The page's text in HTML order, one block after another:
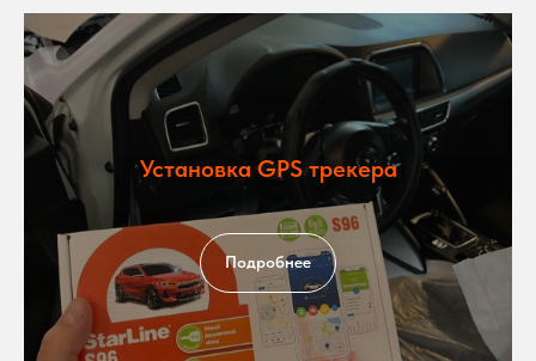
Установка GPS трекера
Подробнее